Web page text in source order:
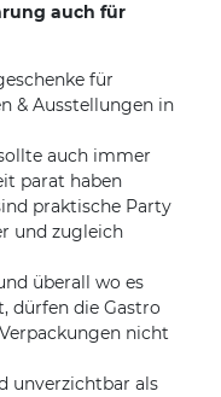
auch für
für
& Ausstellungen in
auch immer
parat haben
praktische Party
und zugleich
überall wo es
dürfen die Gastro
nicht
unverzichtbar als